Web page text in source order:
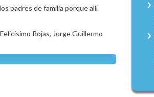
padres de familia porque allí
Rojas, Jorge Guillermo